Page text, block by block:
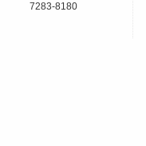
7283-8180